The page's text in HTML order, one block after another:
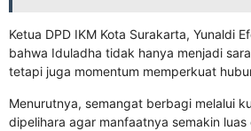
Ketua DPD IKM Kota Surakarta, Yunaldi
bahwa Iduladha tidak hanya menjadi
tetapi juga momentum memperkuat
Menurutnya, semangat berbagi melalui
dipelihara agar manfaatnya semakin